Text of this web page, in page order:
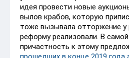
идея провести новые
вылов крабов, которую
тоже вызывала отторжение у
реформу реализовали. В
причастность к этому